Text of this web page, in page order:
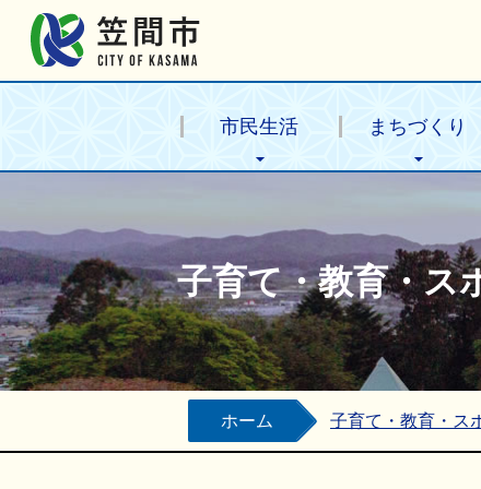
市民生活 まちづくり
子育て・教育・ス
ホーム 子育て・教育・ス